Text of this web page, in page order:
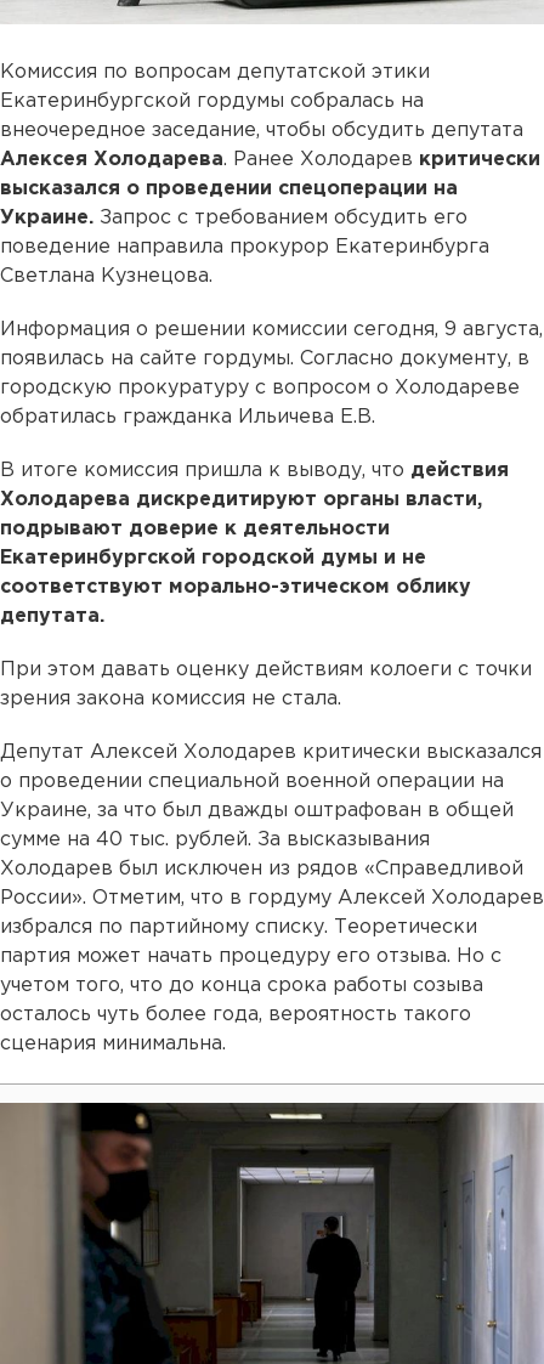
Комиссия по вопросам депутатской этики
Екатеринбургской гордумы собралась на
внеочередное заседание, чтобы обсудить депутата
Алексея Холодарева. Ранее Холодарев критически
высказался о проведении спецоперации на
Украине. Запрос с требованием обсудить его
поведение направила прокурор Екатеринбурга
Светлана Кузнецова.
Информация о решении комиссии сегодня, 9 августа,
появилась на сайте гордумы. Согласно документу, в
городскую прокуратуру с вопросом о Холодареве
обратилась гражданка Ильичева Е.В.
В итоге комиссия пришла к выводу, что действия
Холодарева дискредитируют органы власти,
подрывают доверие к деятельности
Екатеринбургской городской думы и не
соответствуют морально-этическом облику
депутата.
При этом давать оценку действиям колоеги с точки
зрения закона комиссия не стала.
Депутат Алексей Холодарев критически высказался
о проведении специальной военной операции на
Украине, за что был дважды оштрафован в общей
сумме на 40 тыс. рублей. За высказывания
Холодарев был исключен из рядов «Справедливой
России». Отметим, что в гордуму Алексей Холодарев
избрался по партийному списку. Теоретически
партия может начать процедуру его отзыва. Но с
учетом того, что до конца срока работы созыва
осталось чуть более года, вероятность такого
сценария минимальна.